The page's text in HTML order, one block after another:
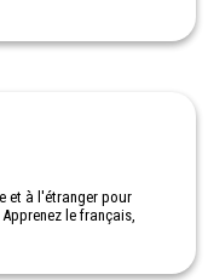
et à l'étranger pour
le français,